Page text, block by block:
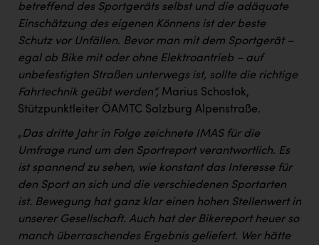
betreffend des Sportgeräts selbst und die adäquate
Einschätzung des eigenen Könnens ist der beste
Schutz vor Unfällen. Bevor man mit dem Sportgerät –
egal ob Bike mit oder ohne Elektroantrieb – auf
unbefestigten Straßen unterwegs ist, sollte die richtige
Fahrtechnik geübt werden“, Marius Schostok,
Stützpunktleiter ÖAMTC Salzburg Alpenstraße.
„Das dritte Jahr in Folge zeichnete IMAS für die
Umfrage rund um den Sportreport verantwortlich. Es
ist spannend zu sehen, wie konstant das Interesse für
den Sport an sich und die verschiedenen Sportarten
ist. Bewegung hat ganz klar einen hohen Stellenwert in
unserer Gesellschaft. Auch hat der Bikereport heuer so
manch überraschendes Ergebnis geliefert. Wer hätte